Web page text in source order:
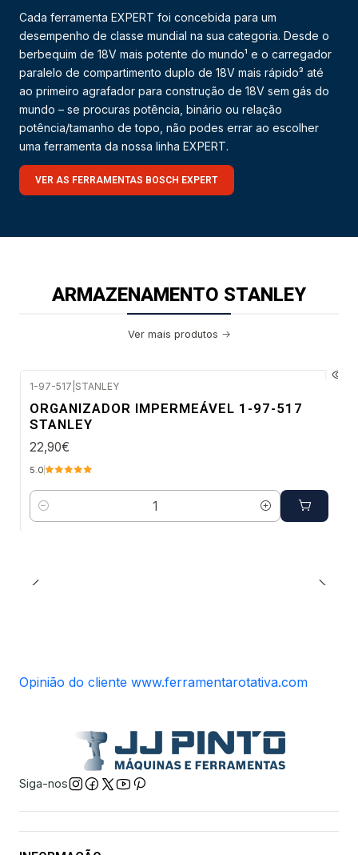
Cada ferramenta EXPERT foi concebida para um
desempenho de classe mundial na sua categoria. Desde o
berbequim de 18V mais potente do mundo¹ e o carregador
paralelo de compartimento duplo de 18V mais rápido³ até
ao primeiro agrafador para construção de 18V sem gás do
mundo – se procuras potência, binário ou relação
potência/tamanho de topo, não podes errar ao escolher
uma ferramenta da nossa linha EXPERT.
VER AS FERRAMENTAS BOSCH EXPERT
ARMAZENAMENTO STANLEY
Ver mais produtos
1-97-517 STANLEY
ORGANIZADOR IMPERMEÁVEL 1-97-517
STANLEY
22,90€
5.0
Quantidade
Opinião do cliente www.ferramentarotativa.com
Siga-nos